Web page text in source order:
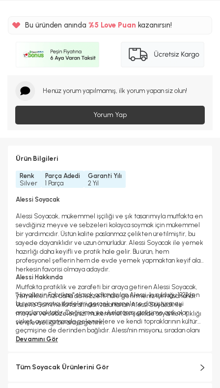
Bu üründen anında %5
%5
Love Puan kazanırsın!
Henüz yorum yapılmamış, ilk yorum yapan siz olun!
Yorum Yap
Ürün Bilgileri
Renk
Silver
Parça Adedi
1 Parça
Garanti Yılı
2 Yıl
Alessi Soyacak
Alessi Soyacak, mükemmel işçiliği ve şık tasarımıyla mutfakta en
sevdiğiniz meyve ve sebzeleri kolayca soymak için mükemmel
bir yardımcıdır. Üstün kalite paslanmaz çelikten üretilmiştir, bu
sayede dayanıklıdır ve uzun ömürlüdür. Alessi Soyacak ile yemek
hazırlığı daha keyifli ve pratik hale gelir. Bu ürün, hem
profesyonel şeflerin hem de evde yemek yapmaktan keyif alan
herkesin favorisi olmaya adaydır.
Mutfakta pratiklik ve zarafeti bir araya getiren Alessi Soyacak,
yemeklerinizi daha da lezzetli hale getirmeniz için tasarlandı.
Valerio Sommella tarafından tasarlanan Alessi Soyacak ile
meyve ve sebzelerinizi mükemmel bir şekilde soyarken, şıklığı
ve işlevselliği bir araya getirin.
Ölçü:6,5 cm x 6 cm x 3 cm
Alessi Hakkında
"Hayallerin Fabrikası" olarak adlandırılan Alessi, kurulduğu 1921'den
bu yana yaratıcı ifadeleri gerçek nesnelere dönüştürmeyi
amaçlamaktadır. Değişime ve uluslararası gelişime açık olan
şirket, aynı zamanda geleneklere ve kendi topraklarının kültürel
geçmişine de derinden bağlıdır. Alessi'nin misyonu, sıradan olanı
olağanüstü kılarken estetik, işlevsellik ve kalitenin kültürel ve
Devamını Gör
Tüm Soyacak Ürünlerini Gör